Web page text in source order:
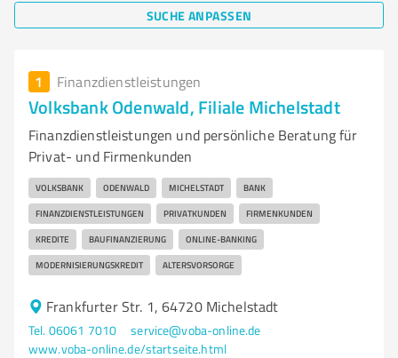
SUCHE ANPASSEN
1 Finanzdienstleistungen
Volksbank Odenwald, Filiale Michelstadt
Finanzdienstleistungen und persönliche Beratung für
Privat- und Firmenkunden
VOLKSBANK ODENWALD MICHELSTADT BANK
FINANZDIENSTLEISTUNGEN PRIVATKUNDEN FIRMENKUNDEN
KREDITE BAUFINANZIERUNG ONLINE-BANKING
MODERNISIERUNGSKREDIT ALTERSVORSORGE
Frankfurter Str. 1, 64720 Michelstadt
Tel. 06061 7010
service@voba-online.de
www.voba-online.de/startseite.html